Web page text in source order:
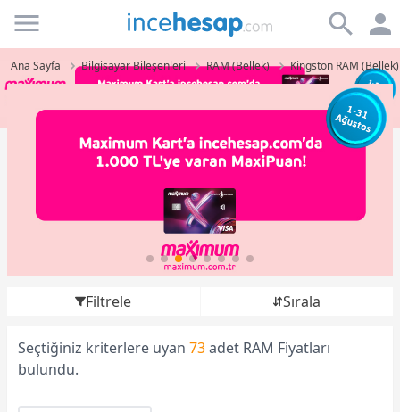
Incehesap
Ana Sayfa Bilgisayar Bileşenleri RAM (Bellek) Kingston RAM (Bellek)
Filtrele Sırala
Seçtiğiniz kriterlere uyan 73adet RAM Fiyatları
bulundu.